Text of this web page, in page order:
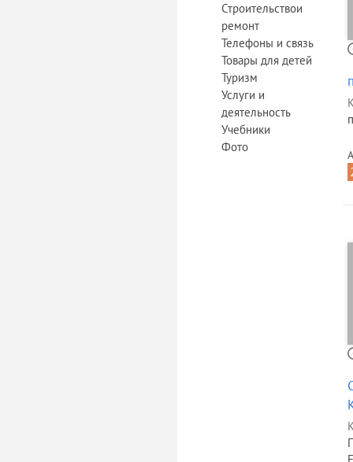
Строительствои
ремонт
Телефоны и связь
Товары для детей
Туризм
Услуги и
деятельность
Учебники
Фото